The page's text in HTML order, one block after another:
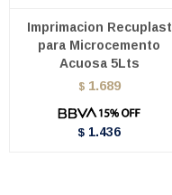
Imprimacion Recuplast
para Microcemento
Acuosa 5Lts
$ 1.689
$ 1.436